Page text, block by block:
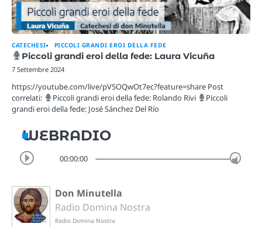
CATECHESI PICCOLI GRANDI EROI DELLA FEDE
Piccoli grandi eroi della fede: Laura Vicuña
7 Settembre 2024
https://youtube.com/live/pV5OQwOt7ec?feature=share Post
correlati:
Piccoli grandi eroi della fede: Rolando Rivi
Piccoli
grandi eroi della fede: José Sánchez Del Río
WEBRADIO
00:00:00
Don Minutella
Radio Domina Nostra
Radio Domina Nostra